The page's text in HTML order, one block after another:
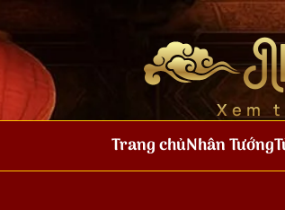
Xem
Trang chủNhân Tướng